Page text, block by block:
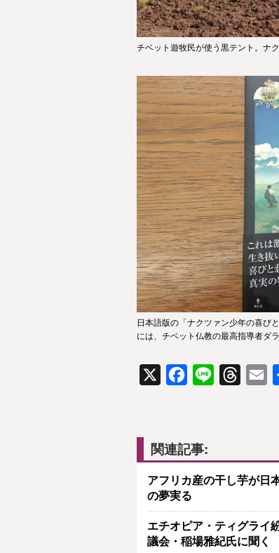
チベット遊牧民が使う黒テント。ナ
日本語版の「ナクツァン少年の喜び
には、チベット仏教の最高指導者ダ
Facebook
Line
関連記事:
アフリカ産の干し芋が日
の夢実る
エチオピア・ティグライ
議会・稲場雅紀氏に聞く